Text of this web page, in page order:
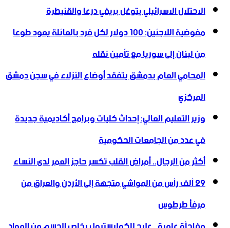
الاحتلال الاسرائيلي يتوغل بريفي درعا والقنيطرة
مفوضية اللاجئين: 100 دولار لكل فرد بالعائلة يعود طوعا
من لبنان إلى سوريا مع تأمين نقله
المحامي العام بدمشق يتفقد أوضاع النزلاء في سجن دمشق
المركزي
وزير التعليم العالي: إحداث كليات وبرامج أكاديمية جديدة
في عدد من الجامعات الحكومية
أكثر من الرجال.. أمراض القلب تكسر حاجز العمر لدى النساء
29 ألف رأس من المواشي متجهة إلى الأردن ‏والعراق من
مرفأ طرطوس